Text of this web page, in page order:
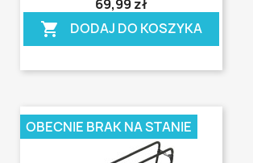
69,99 zł
shopping_cart DODAJ DO KOSZYKA
OBECNIE BRAK NA STANIE